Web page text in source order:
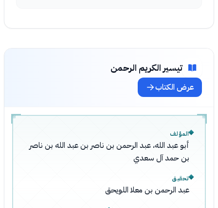
تيسير الكريم الرحمن
عرض الكتاب
المؤلف
أبو عبد الله، عبد الرحمن بن ناصر بن عبد الله بن ناصر
بن حمد آل سعدي
تحقيق
عبد الرحمن بن معلا اللويحق